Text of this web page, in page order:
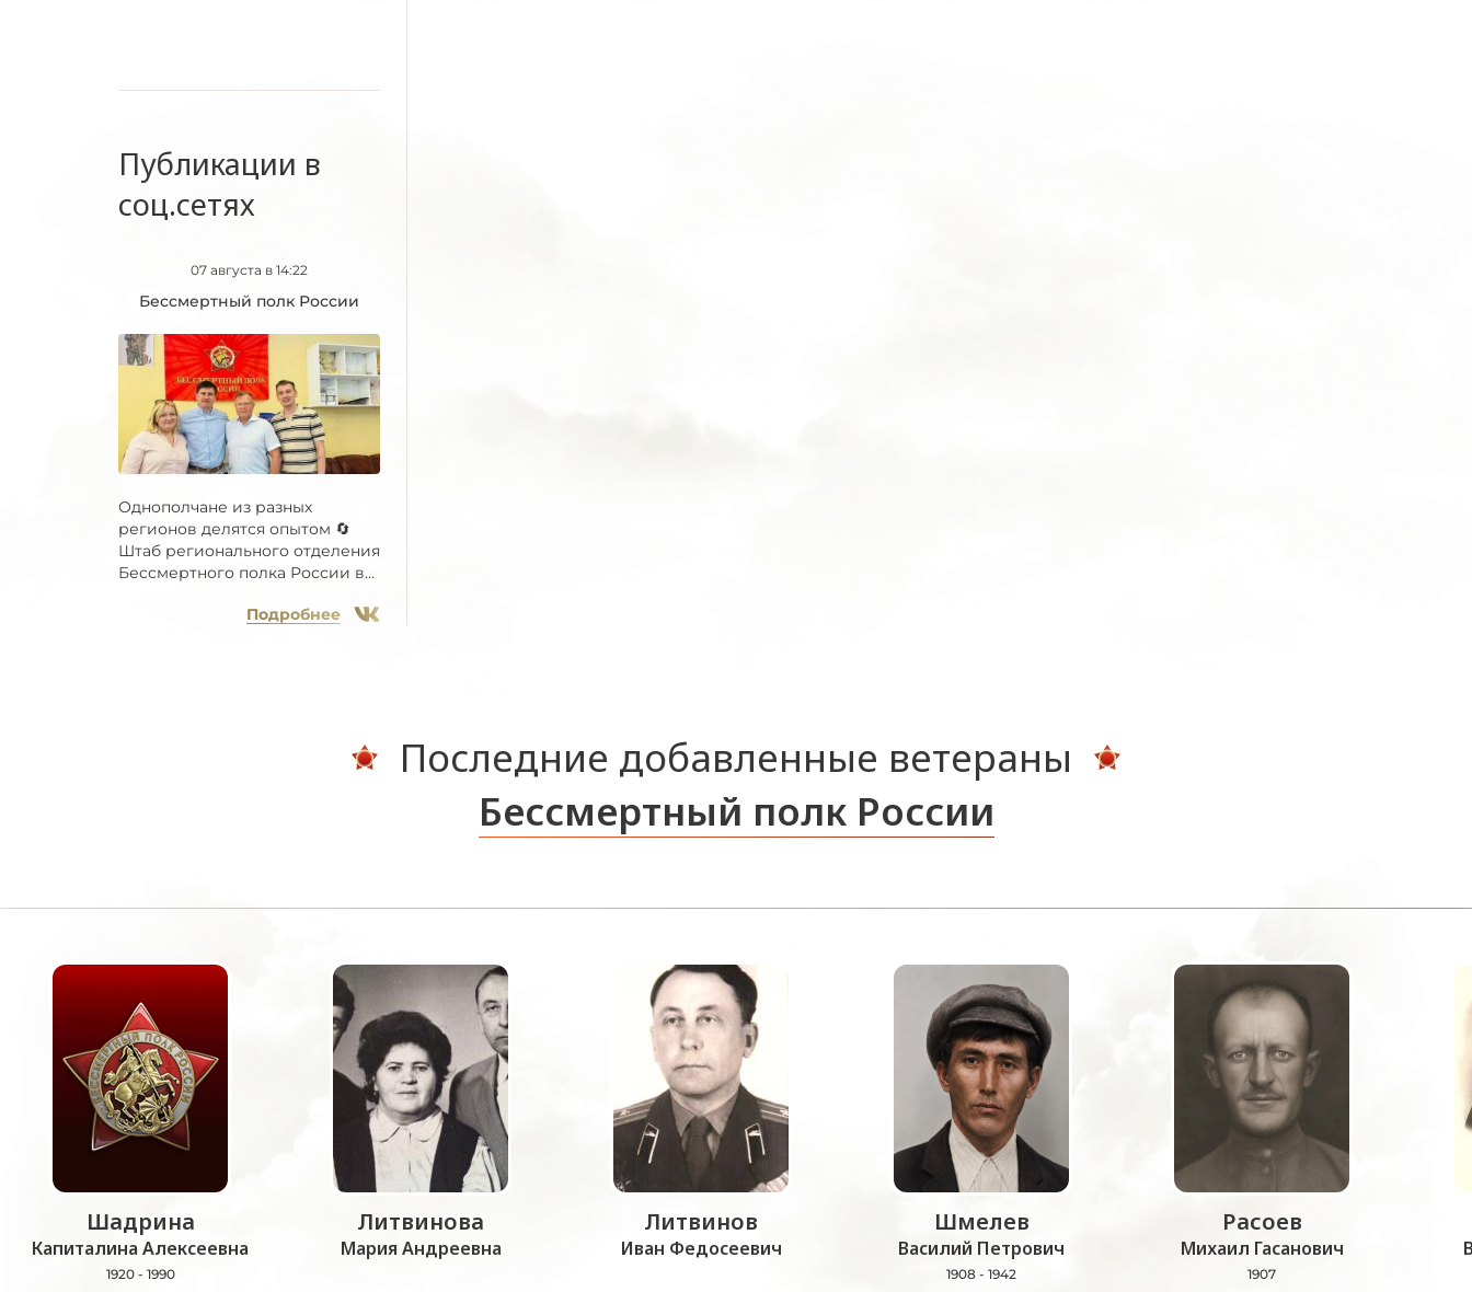
Публикации в
соц.сетях
07 августа в 14:22
Бессмертный полк России
Однополчане из разных
регионов делятся опытом 🔄
Штаб регионального отделения
Бессмертного полка России в...
Подробнее
Последние добавленные ветераны
Бессмертный полк России
Шадрина
Капиталина Алексеевна
1920 - 1990
Литвинова
Мария Андреевна
Литвинов
Иван Федосеевич
Шмелев
Василий Петрович
1908 - 1942
Расоев
Михаил Гасанович
1907